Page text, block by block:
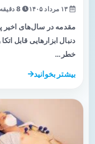
8 دقیقه
مقدمه در سال‌های اخیر
دنبال ابزارهایی قابل
خطر…
بیشتر بخوانید